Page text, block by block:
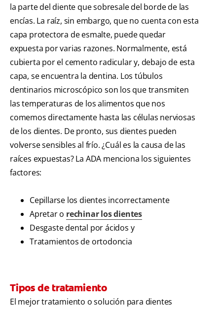
la parte del diente que sobresale del borde de las
encías. La raíz, sin embargo, que no cuenta con esta
capa protectora de esmalte, puede quedar
expuesta por varias razones. Normalmente, está
cubierta por el cemento radicular y, debajo de esta
capa, se encuentra la dentina. Los túbulos
dentinarios microscópico son los que transmiten
las temperaturas de los alimentos que nos
comemos directamente hasta las células nerviosas
de los dientes. De pronto, sus dientes pueden
volverse sensibles al frío. ¿Cuál es la causa de las
raíces expuestas? La ADA menciona los siguientes
factores:
Cepillarse los dientes incorrectamente
Apretar o rechinar los dientes
Desgaste dental por ácidos y
Tratamientos de ortodoncia
Tipos de tratamiento
El mejor tratamiento o solución para dientes